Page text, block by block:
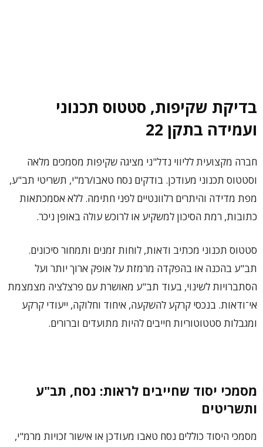
בדיקת שקיפות, סטטוס תכנוני
ועמידה בתקן 22
חברה מקצועית לליווי נדל"ני מציגה שקיפות מסמכים מלאה
וסטטוס תכנוני מעודכן. בודקים נסח טאבו/רמ"י, תשריטי תב"ע,
מפת מדידה והיתרים רלוונטיים לפני חתימה. ללא אסמכתאות
כתובות, רמת הסיכון למשקיע או לרוכש עולה באופן ניכר.
סטטוס תכנוני מכתיב ודאות, לוחות זמנים ותמחור סיכונים.
תב"ע בהכנה או בהפקדה מרמזת על אופק ארוך יותר ועל
הסתברויות לשינוי, בעוד תב"ע מאושרת עם פרצלציה מצמצמת
אי־ודאות. בנכסי קרקע להשקעה, איחוד וחלוקה, ייעודי קרקע
ומגבלות סטטוטוריות חייבים להיות מתועדים וברורים.
מסמכי יסוד שחייבים לראות: נסח, תב"ע
ותשריטים
מסמכי היסוד כוללים נסח טאבו מעודכן או אישור זכויות מרמ"י,